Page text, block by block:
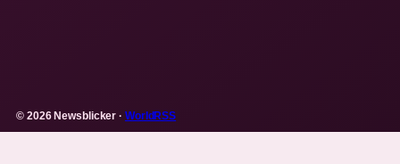
© 2026 Newsblicker · WorldRSS